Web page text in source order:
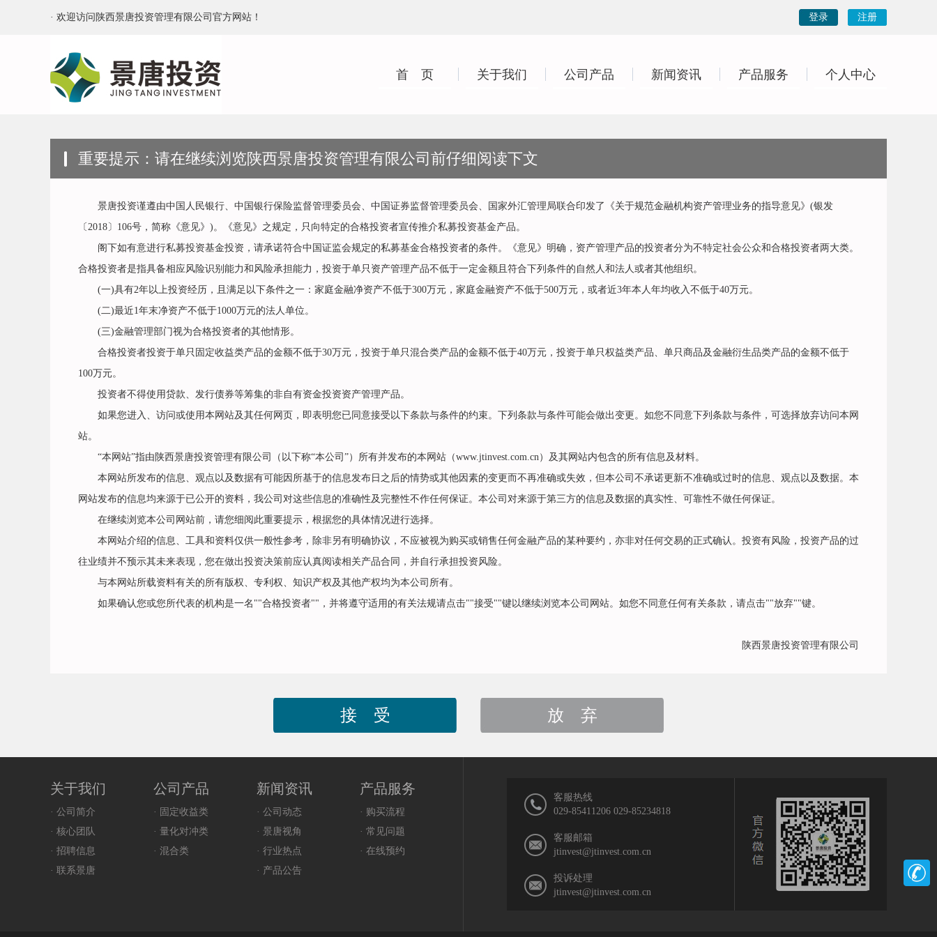
· 欢迎访问陕西景唐投资管理有限公司官方网站！ 登录 注册
首 页 关于我们 公司产品 新闻资讯 产品服务 个人中心
重要提示：请在继续浏览陕西景唐投资管理有限公司前仔细阅读下文
景唐投资谨遵由中国人民银行、中国银行保险监督管理委员会、中国证券监督管理委员会、国家外汇管理局联合印发了《关于规范金融机构资产管理业务的指导意见》(银发
〔2018〕106号，简称《意见》)。《意见》之规定，只向特定的合格投资者宣传推介私募投资基金产品。
阁下如有意进行私募投资基金投资，请承诺符合中国证监会规定的私募基金合格投资者的条件。《意见》明确，资产管理产品的投资者分为不特定社会公众和合格投资者两大类。
合格投资者是指具备相应风险识别能力和风险承担能力，投资于单只资产管理产品不低于一定金额且符合下列条件的自然人和法人或者其他组织。
(一)具有2年以上投资经历，且满足以下条件之一：家庭金融净资产不低于300万元，家庭金融资产不低于500万元，或者近3年本人年均收入不低于40万元。
(二)最近1年末净资产不低于1000万元的法人单位。
(三)金融管理部门视为合格投资者的其他情形。
合格投资者投资于单只固定收益类产品的金额不低于30万元，投资于单只混合类产品的金额不低于40万元，投资于单只权益类产品、单只商品及金融衍生品类产品的金额不低于
100万元。
投资者不得使用贷款、发行债券等筹集的非自有资金投资资产管理产品。
如果您进入、访问或使用本网站及其任何网页，即表明您已同意接受以下条款与条件的约束。下列条款与条件可能会做出变更。如您不同意下列条款与条件，可选择放弃访问本网
站。
“本网站”指由陕西景唐投资管理有限公司（以下称“本公司”）所有并发布的本网站（www.jtinvest.com.cn）及其网站内包含的所有信息及材料。
本网站所发布的信息、观点以及数据有可能因所基于的信息发布日之后的情势或其他因素的变更而不再准确或失效，但本公司不承诺更新不准确或过时的信息、观点以及数据。本
网站发布的信息均来源于已公开的资料，我公司对这些信息的准确性及完整性不作任何保证。本公司对来源于第三方的信息及数据的真实性、可靠性不做任何保证。
在继续浏览本公司网站前，请您细阅此重要提示，根据您的具体情况进行选择。
本网站介绍的信息、工具和资料仅供一般性参考，除非另有明确协议，不应被视为购买或销售任何金融产品的某种要约，亦非对任何交易的正式确认。投资有风险，投资产品的过
往业绩并不预示其未来表现，您在做出投资决策前应认真阅读相关产品合同，并自行承担投资风险。
与本网站所载资料有关的所有版权、专利权、知识产权及其他产权均为本公司所有。
如果确认您或您所代表的机构是一名""合格投资者""，并将遵守适用的有关法规请点击""接受""键以继续浏览本公司网站。如您不同意任何有关条款，请点击""放弃""键。
陕西景唐投资管理有限公司
接 受 放 弃
关于我们
· 公司简介
· 核心团队
· 招聘信息
· 联系景唐
公司产品
· 固定收益类
· 量化对冲类
· 混合类
新闻资讯
· 公司动态
· 景唐视角
· 行业热点
· 产品公告
产品服务
· 购买流程
· 常见问题
· 在线预约
客服热线
029-85411206 029-85234818
客服邮箱
jtinvest@jtinvest.com.cn
投诉处理
jtinvest@jtinvest.com.cn